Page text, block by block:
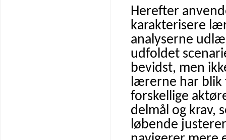
Herefter
karakterisere
analyserne
udfoldet
bevidst, men
lærerne har blik
forskellige
delmål og krav,
løbende